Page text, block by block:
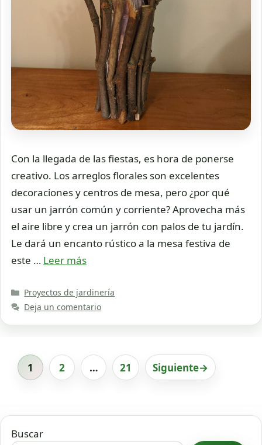
Con la llegada de las fiestas, es hora de ponerse
creativo. Los arreglos florales son excelentes
decoraciones y centros de mesa, pero ¿por qué
usar un jarrón común y corriente? Aprovecha más
el aire libre y crea un jarrón con palos de tu jardín.
Le dará un encanto rústico a la mesa festiva de
este … Leer más
Categorías
Proyectos de jardinería
Deja un comentario
Página
1 Página
2 … Página
21 Siguiente→
Buscar